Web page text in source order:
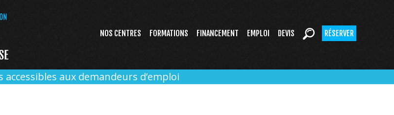
NOS CENTRES FORMATIONS FINANCEMENT EMPLOI DEVIS RÉSERVER
accessibles aux demandeurs d’emploi